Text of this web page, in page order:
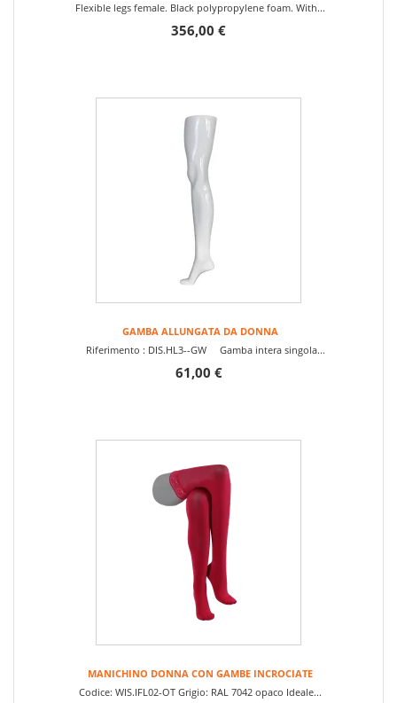
Flexible legs female. Black polypropylene foam. With...
356,00 €
GAMBA ALLUNGATA DA DONNA
Riferimento : DIS.HL3--GW Gamba intera singola...
61,00 €
MANICHINO DONNA CON GAMBE INCROCIATE
Codice: WIS.IFL02-OT Grigio: RAL 7042 opaco Ideale...